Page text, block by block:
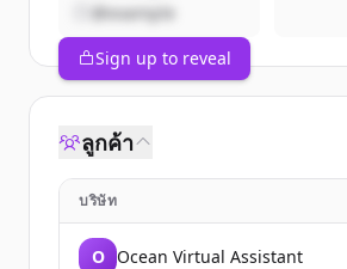
@example
Sign up to reveal
ลูกค้า
บริษัท
O Ocean Virtual Assistant